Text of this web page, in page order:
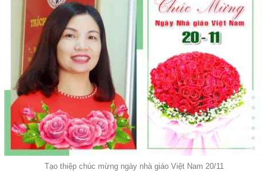
Tạo thiệp chúc mừng ngày nhà giáo Việt Nam 20/11